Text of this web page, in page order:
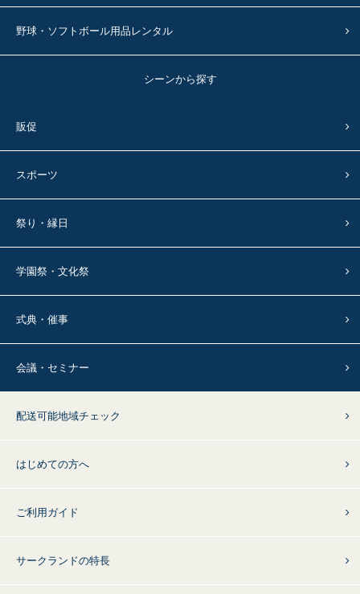
野球・ソフトボール用品レンタル
シーンから探す
販促
スポーツ
祭り・縁日
学園祭・文化祭
式典・催事
会議・セミナー
配送可能地域チェック
はじめての方へ
ご利用ガイド
サークランドの特長